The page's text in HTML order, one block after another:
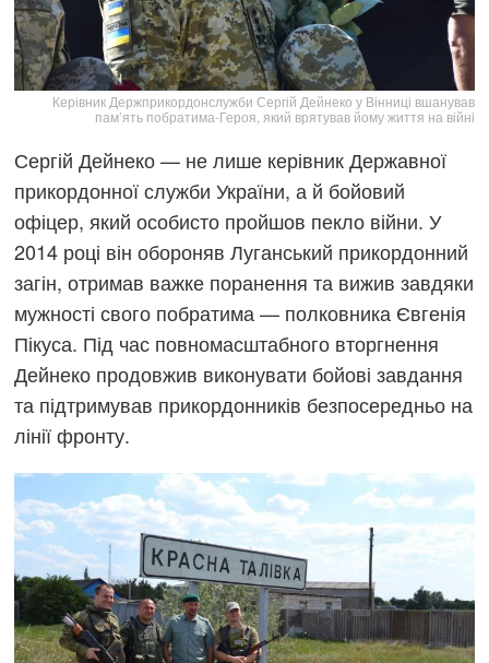
Керівник Держприкордонслужби Сергій Дейнеко у Вінниці вшанував
пам’ять побратима-Героя, який врятував йому життя на війні
Сергій Дейнеко — не лише керівник Державної
прикордонної служби України, а й бойовий
офіцер, який особисто пройшов пекло війни. У
2014 році він обороняв Луганський прикордонний
загін, отримав важке поранення та вижив завдяки
мужності свого побратима — полковника Євгенія
Пікуса. Під час повномасштабного вторгнення
Дейнеко продовжив виконувати бойові завдання
та підтримував прикордонників безпосередньо на
лінії фронту.